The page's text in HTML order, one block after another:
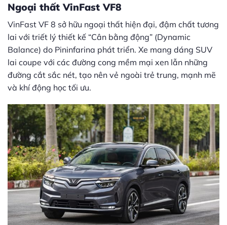
Ngoại thất VinFast VF8
VinFast VF 8 sở hữu ngoại thất hiện đại, đậm chất tương
lai với triết lý thiết kế “Cân bằng động” (Dynamic
Balance) do Pininfarina phát triển. Xe mang dáng SUV
lai coupe với các đường cong mềm mại xen lẫn những
đường cắt sắc nét, tạo nên vẻ ngoài trẻ trung, mạnh mẽ
và khí động học tối ưu.